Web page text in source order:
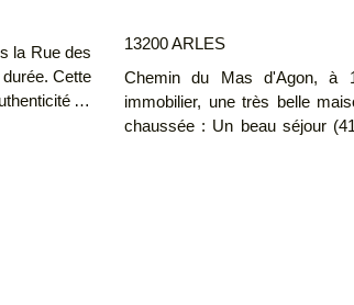
la Rue des
Cette
et
13200 ARLES
Chemin du Mas d'Agon, à
immobilier, une très belle maison
chaussée : Un beau séjour